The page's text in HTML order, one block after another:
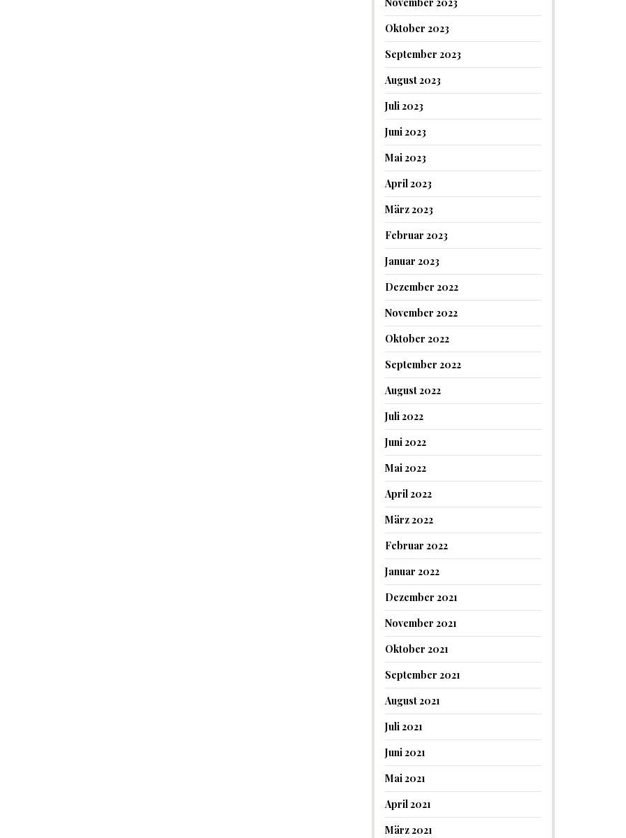
Oktober 2023
September 2023
August 2023
Juli 2023
Juni 2023
Mai 2023
April 2023
März 2023
Februar 2023
Januar 2023
Dezember 2022
November 2022
Oktober 2022
September 2022
August 2022
Juli 2022
Juni 2022
Mai 2022
April 2022
März 2022
Februar 2022
Januar 2022
Dezember 2021
November 2021
Oktober 2021
September 2021
August 2021
Juli 2021
Juni 2021
Mai 2021
April 2021
März 2021